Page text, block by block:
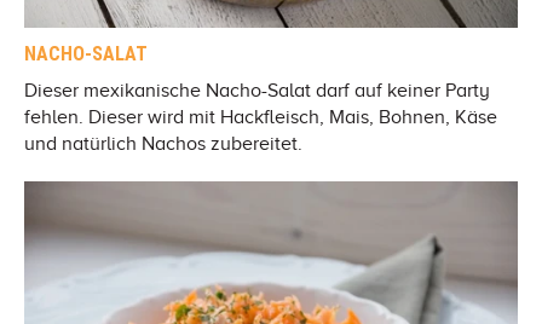
NACHO-SALAT
Dieser mexikanische Nacho-Salat darf auf keiner Party
fehlen. Dieser wird mit Hackfleisch, Mais, Bohnen, Käse
und natürlich Nachos zubereitet.